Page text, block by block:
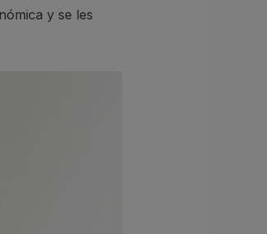
y se les